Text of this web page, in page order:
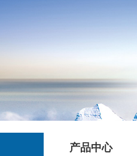
产品中心